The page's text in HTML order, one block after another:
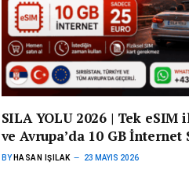
SILA YOLU 2026 | Tek eSIM
ve Avrupa’da 10 GB İnternet
BY HASAN IŞILAK 23 MAYIS 2026